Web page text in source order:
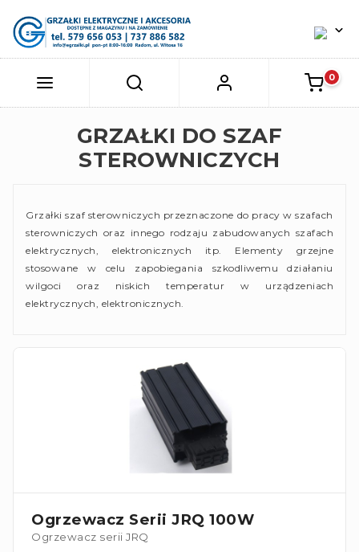
GRZAŁKI DO SZAF
STEROWNICZYCH
Grzałki szaf sterowniczych przeznaczone do pracy w szafach
sterowniczych oraz innego rodzaju zabudowanych szafach
elektrycznych, elektronicznych itp. Elementy grzejne
stosowane w celu zapobiegania szkodliwemu działaniu
wilgoci oraz niskich temperatur w urządzeniach
elektrycznych, elektronicznych.
Ogrzewacz Serii JRQ 100W
Ogrzewacz serii JRQ